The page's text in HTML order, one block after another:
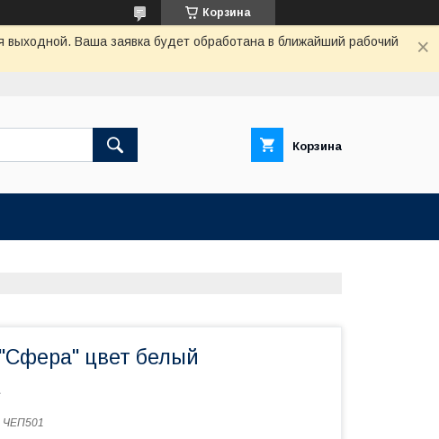
Корзина
выходной. Ваша заявка будет обработана в ближайший рабочий
Корзина
цвет белый
ЧЕП501